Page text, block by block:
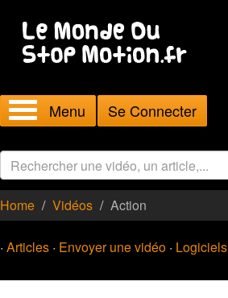
Menu Se Connecter
Home Vidéos Action
· Articles · Envoyer une vidéo · Logiciels